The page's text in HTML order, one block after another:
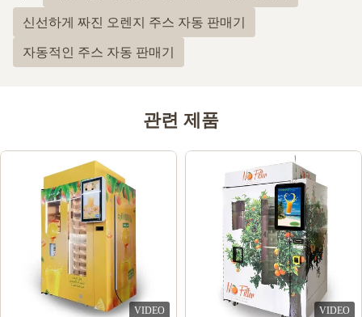
신선하게 짜진 오렌지 주스 자동 판매기
자동적인 주스 자동 판매기
관련 제품
VIDEO VIDEO